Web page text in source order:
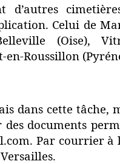
Celui de
(Oise),
Roussillon
dans cette tâche,
documents
Par courrier à